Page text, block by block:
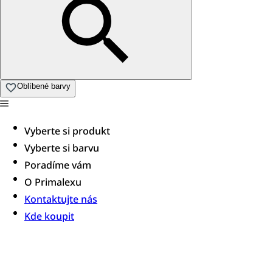
Oblíbené barvy
Vyberte si produkt
Vyberte si barvu
Poradíme vám​
O Primalexu
Kontaktujte nás
Kde koupit